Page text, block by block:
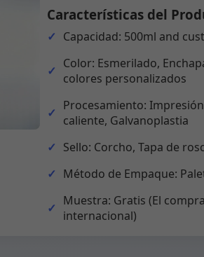
Características del
Capacidad: 500ml and
Color: Esmerilado,
colores personalizados
Procesamiento:
caliente, Galvanoplastia
Sello: Corcho, Tapa de
Método de Empaque:
Muestra: Gratis (El
internacional)